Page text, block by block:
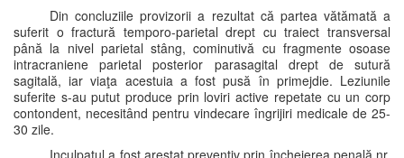
Din concluziile provizorii a rezultat că partea vătămată a
suferit o fractură temporo-parietal drept cu traiect transversal
până la nivel parietal stâng, cominutivă cu fragmente osoase
intracraniene parietal posterior parasagital drept de sutură
sagitală, iar viaţa acestuia a fost pusă în primejdie. Leziunile
suferite s-au putut produce prin loviri active repetate cu un corp
contondent, necesitând pentru vindecare îngrijiri medicale de 25-
30 zile.
Inculpatul a fost arestat preventiv prin încheierea penală nr.